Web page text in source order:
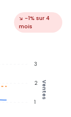
↘ -1% sur 4
mois
3
2
1
Ventes